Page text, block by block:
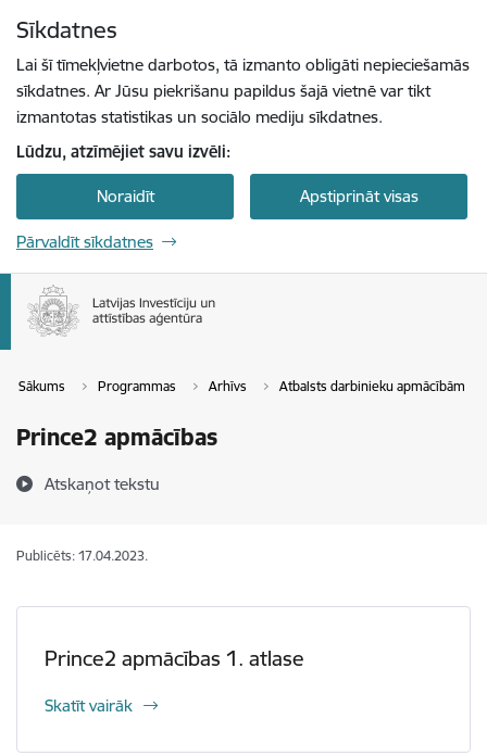
Sīkdatnes
Lai šī tīmekļvietne darbotos, tā izmanto obligāti nepieciešamās
sīkdatnes. Ar Jūsu piekrišanu papildus šajā vietnē var tikt
izmantotas statistikas un sociālo mediju sīkdatnes.
Lūdzu, atzīmējiet savu izvēli:
Noraidīt Apstiprināt visas
Pārvaldīt sīkdatnes
Sākums Programmas Arhīvs Atbalsts darbinieku apmācībām
Prince2 apmācības
Atskaņot tekstu
Publicēts: 17.04.2023.
Prince2 apmācības 1. atlase
Skatīt vairāk